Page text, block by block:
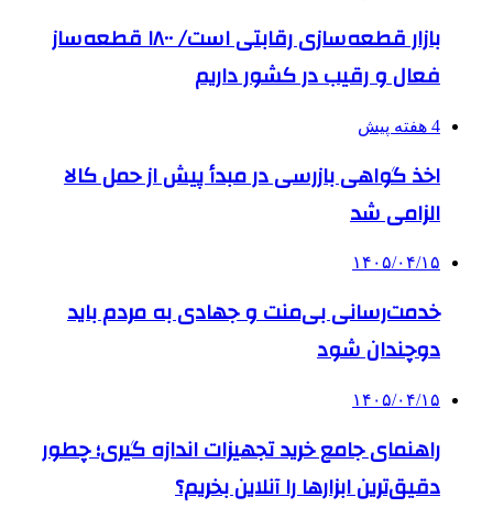
بازار قطعه‌سازی رقابتی است/ ۱۸۰۰ قطعه‌ساز
فعال و رقیب در کشور داریم
4 هفته پیش
اخذ گواهی بازرسی در مبدأ پیش از حمل کالا
الزامی شد
۱۴۰۵/۰۴/۱۵
خدمت‌رسانی بی‌منت و جهادی به مردم باید
دوچندان شود
۱۴۰۵/۰۴/۱۵
راهنمای جامع خرید تجهیزات اندازه گیری؛ چطور
دقیق‌ترین ابزارها را آنلاین بخریم؟